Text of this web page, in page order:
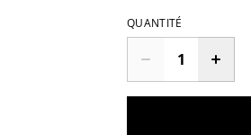
QUANTITÉ